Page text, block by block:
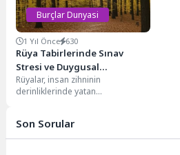
Burçlar Dunyasi
1 Yıl Önce 630
Rüya Tabirlerinde Sınav
Stresi ve Duygusal
Yansımaları
Rüyalar, insan zihninin
derinliklerinde yatan
yansımasıdır. Kadim zamanlardan
beri...
Son Sorular